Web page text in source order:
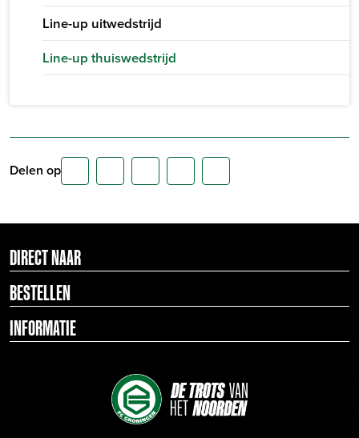
Line-up uitwedstrijd
Line-up thuiswedstrijd
Delen op
DIRECT NAAR
BESTELLEN
INFORMATIE